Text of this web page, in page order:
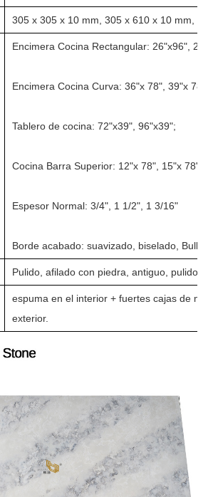
305 x 305 x 10 mm, 305 x 610 x 10 mm,
Encimera Cocina Rectangular: 26"x96",
Encimera Cocina Curva: 36"x 78", 39"x 78",
Tablero de cocina: 72"x39", 96"x39";
Cocina Barra Superior: 12"x 78", 15"x 78".
Espesor Normal: 3/4", 1 1/2", 1 3/16"
Borde acabado: suavizado, biselado,
Pulido, afilado con piedra, antiguo, pulido
espuma en el interior + fuertes cajas de
exterior.